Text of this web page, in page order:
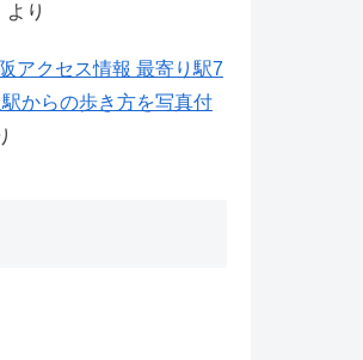
より
アクセス情報 最寄り駅7
からの歩き方を写真付